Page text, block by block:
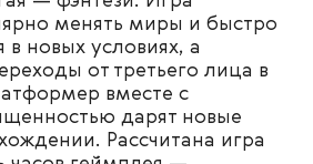
менять миры и быстро
в новых условиях, а
от третьего лица в
вместе с
дарят новые
Рассчитана игра